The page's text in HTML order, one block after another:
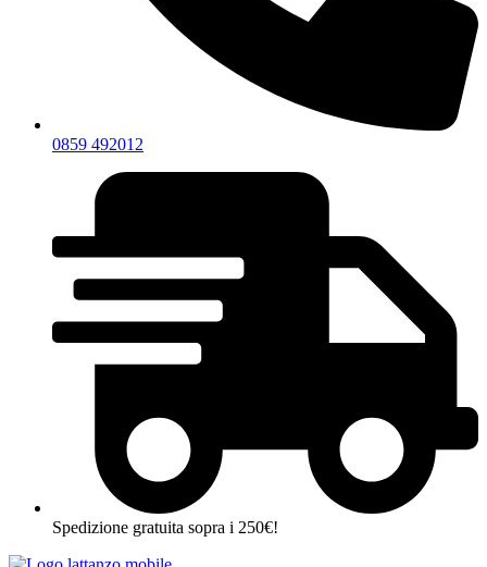
0859 492012
Spedizione gratuita sopra i 250€!